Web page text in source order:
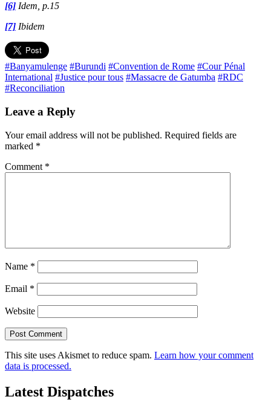
[6] Idem, p.15
[7] Ibidem
#Banyamulenge #Burundi #Convention de Rome #Cour Pénal
International #Justice pour tous #Massacre de Gatumba #RDC
#Reconciliation
Leave a Reply
Your email address will not be published. Required fields are
marked *
Comment *
Name *
Email *
Website
This site uses Akismet to reduce spam. Learn how your comment
data is processed.
Latest Dispatches